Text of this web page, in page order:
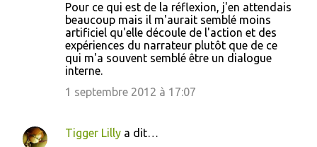
Pour ce qui est de la réflexion, j'en attendais
beaucoup mais il m'aurait semblé moins
artificiel qu'elle découle de l'action et des
expériences du narrateur plutôt que de ce
qui m'a souvent semblé être un dialogue
interne.
1 septembre 2012 à 17:07
Tigger Lilly a dit…